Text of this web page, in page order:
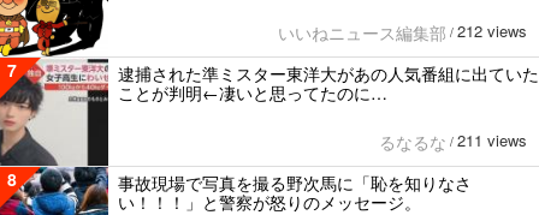
いいねニュース編集部 / 212 views
7
逮捕された準ミスター東洋大があの人気番組に出ていた
ことが判明←凄いと思ってたのに…
るなるな / 211 views
8
事故現場で写真を撮る野次馬に「恥を知りなさ
い！！！」と警察が怒りのメッセージ。